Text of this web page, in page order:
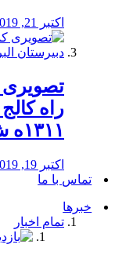
اکتبر 21, 2019
️تصویری
راه
۱۳۱۱ه ش
اکتبر 19, 2019
تماس با ما
خبرها
تمام اخبار